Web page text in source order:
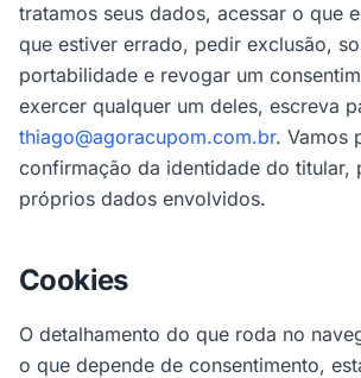
tratamos seus dados, acessar o que
que estiver errado, pedir exclusão,
portabilidade e revogar um
exercer qualquer um deles, escreva
thiago@agoracupom.com.br. Vamos
confirmação da identidade do titular,
próprios dados envolvidos.
Cookies
O detalhamento do que roda no
o que depende de consentimento,